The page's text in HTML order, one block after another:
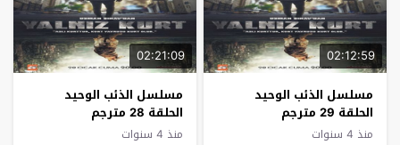
02:12:59
مسلسل الذئب الوحيد
الحلقة 29 مترجم
منذ 4 سنوات
02:21:09
مسلسل الذئب الوحيد
الحلقة 28 مترجم
منذ 4 سنوات